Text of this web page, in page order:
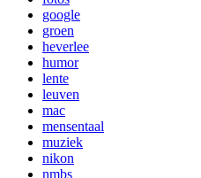
google
groen
heverlee
humor
lente
leuven
mac
mensentaal
muziek
nikon
nmbs